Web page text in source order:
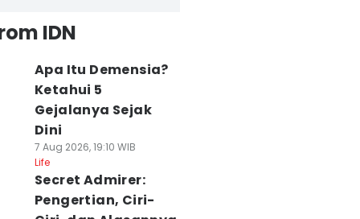
IDN
Apa Itu Demensia?
Ketahui 5
Gejalanya Sejak
Dini
7 Aug 2026, 19:10 WIB
Life
Secret Admirer:
Pengertian, Ciri-